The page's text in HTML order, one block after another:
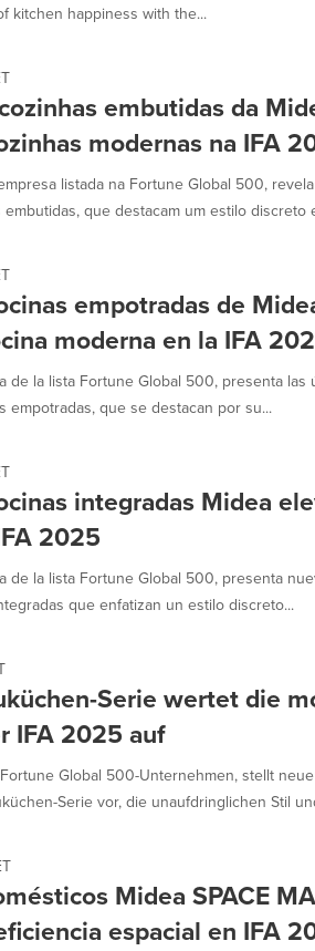
kitchen happiness with the...
embutidas da
modernas na IFA
listada na Fortune Global 500,
que destacam um estilo discreto
empotradas de
moderna en la IFA
de la lista Fortune Global 500, presenta las
empotradas, que se destacan por su...
integradas Midea
2025
de la lista Fortune Global 500, presenta
que enfatizan un estilo discreto...
Serie wertet die
IFA 2025 auf
Global 500-Unternehmen, stellt
Serie vor, die unaufdringlichen Stil
Midea SPACE
espacial en IFA